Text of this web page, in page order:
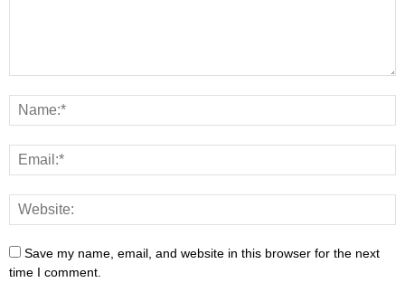
Save my name, email, and website in this browser for the next
time I comment.